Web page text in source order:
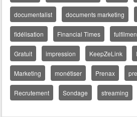
documentalist documents marketing
fidélisation Financial Times
Gratuit impression KeepZeLink
Marketing monétiser Prenax
Recrutement Sondage streaming